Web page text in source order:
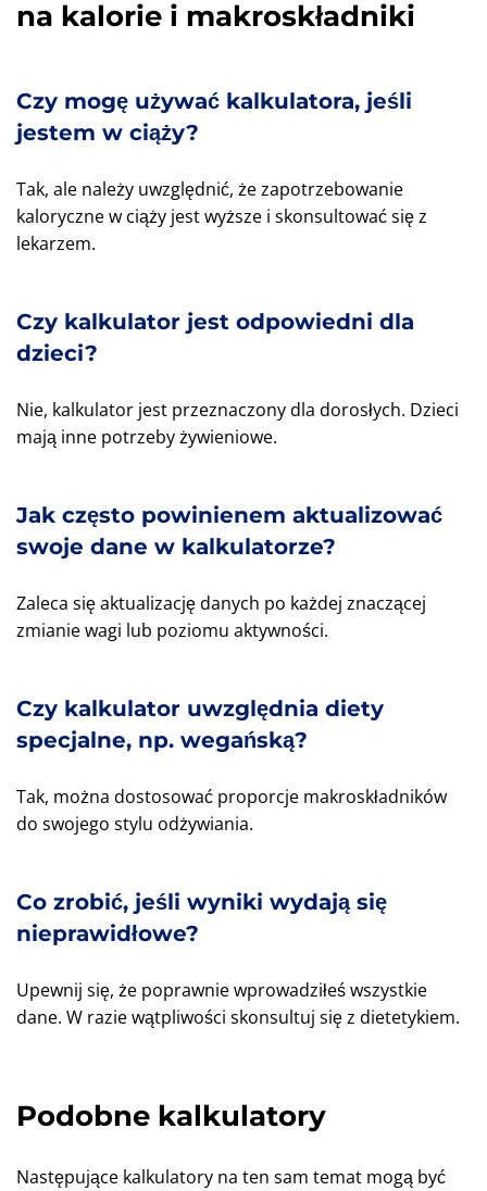
na kalorie i makroskładniki
Czy mogę używać kalkulatora, jeśli
jestem w ciąży?
Tak, ale należy uwzględnić, że zapotrzebowanie
kaloryczne w ciąży jest wyższe i skonsultować się z
lekarzem.
Czy kalkulator jest odpowiedni dla
dzieci?
Nie, kalkulator jest przeznaczony dla dorosłych. Dzieci
mają inne potrzeby żywieniowe.
Jak często powinienem aktualizować
swoje dane w kalkulatorze?
Zaleca się aktualizację danych po każdej znaczącej
zmianie wagi lub poziomu aktywności.
Czy kalkulator uwzględnia diety
specjalne, np. wegańską?
Tak, można dostosować proporcje makroskładników
do swojego stylu odżywiania.
Co zrobić, jeśli wyniki wydają się
nieprawidłowe?
Upewnij się, że poprawnie wprowadziłeś wszystkie
dane. W razie wątpliwości skonsultuj się z dietetykiem.
Podobne kalkulatory
Następujące kalkulatory na ten sam temat mogą być